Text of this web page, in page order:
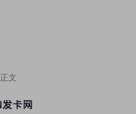
正文